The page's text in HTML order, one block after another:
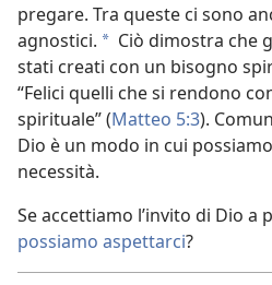
pregare. Tra queste ci sono
agnostici. * Ciò dimostra che
stati creati con un bisogno
“Felici quelli che si rendono
spirituale” (Matteo 5:3).
Dio è un modo in cui
necessità.
Se accettiamo l’invito di Dio a
possiamo aspettarci?